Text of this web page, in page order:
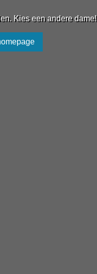
Kies een andere dame!